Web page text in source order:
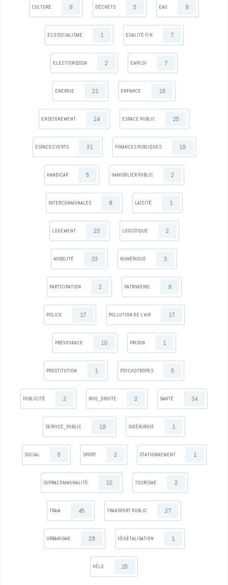
CULTURE 6 DÉCHETS 5 EAU 8
ECOSOCIALISME 1 EGALITÉ F/H 7
ELECTIONS2024 2 EMPLOI 7
ENERGIE 21 ENFANCE 19
ENSEIGNEMENT 24 ESPACE PUBLIC 25
ESPACES VERTS 31 FINANCES PUBLIQUES 19
HANDICAP 5 IMMOBILIER PUBLIC 2
INTERCOMMUNALES 8 LAÏCITÉ 1
LOGEMENT 23 LOGISTIQUE 2
MOBILITÉ 33 NUMÉRIQUE 3
PARTICIPATION 2 PATRIMOINE 9
POLICE 17 POLLUTION DE L’AIR 17
PRÉVOYANCE 10 PRISON 1
PROSTITUTION 1 PSYCHOTROPES 5
PUBLICITÉ 2 RIVE_DROITE 2 SANTÉ 34
SERVICE_PUBLIC 19 SIDÉRURGIE 1
SOCIAL 5 SPORT 2 STATIONNEMENT 1
SUPRACOMMUNALITÉ 10 TOURISME 2
TRAM 45 TRANSPORT PUBLIC 27
URBANISME 28 VÉGÉTALISATION 1
VÉLO 25